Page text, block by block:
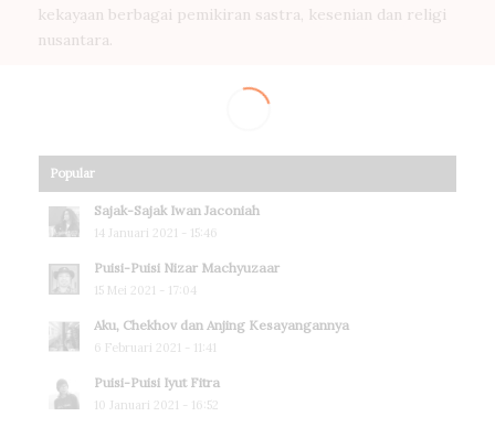
kekayaan berbagai pemikiran sastra, kesenian dan religi
nusantara.
Popular
Sajak-Sajak Iwan Jaconiah
14 Januari 2021 - 15:46
Puisi-Puisi Nizar Machyuzaar
15 Mei 2021 - 17:04
Aku, Chekhov dan Anjing Kesayangannya
6 Februari 2021 - 11:41
Puisi-Puisi Iyut Fitra
10 Januari 2021 - 16:52